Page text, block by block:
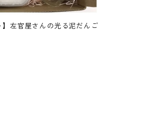
左官屋さんの光る泥だんご